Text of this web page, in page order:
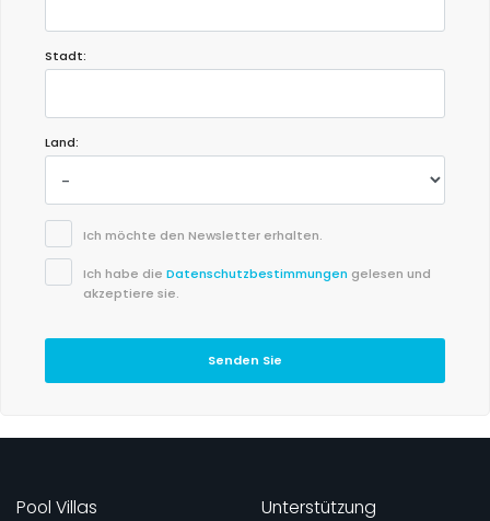
Stadt:
Land:
Ich möchte den Newsletter erhalten.
Ich habe die Datenschutzbestimmungen gelesen und
akzeptiere sie.
Senden Sie
Pool Villas Unterstützung